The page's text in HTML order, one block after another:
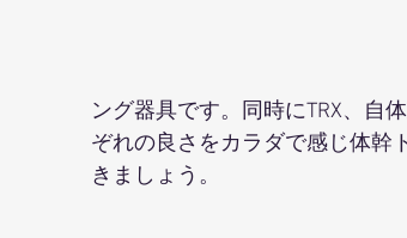
ング器具です。同時にTRX、自
ぞれの良さをカラダで感じ体幹
きましょう。